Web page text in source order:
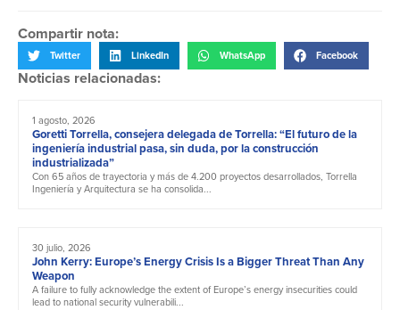
Compartir nota:
Twitter LinkedIn WhatsApp Facebook
Noticias relacionadas:
1 agosto, 2026
Goretti Torrella, consejera delegada de Torrella: “El futuro de la
ingeniería industrial pasa, sin duda, por la construcción
industrializada”
Con 65 años de trayectoria y más de 4.200 proyectos desarrollados, Torrella
Ingeniería y Arquitectura se ha consolida...
30 julio, 2026
John Kerry: Europe’s Energy Crisis Is a Bigger Threat Than Any
Weapon
A failure to fully acknowledge the extent of Europe’s energy insecurities could
lead to national security vulnerabili...